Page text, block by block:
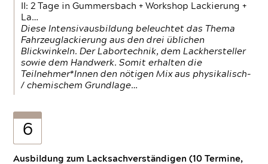
II: 2 Tage in Gummersbach + Workshop Lackierung +
La…
Diese Intensivausbildung beleuchtet das Thema
Fahrzeuglackierung aus den drei üblichen
Blickwinkeln. Der Labortechnik, dem Lackhersteller
sowie dem Handwerk. Somit erhalten die
Teilnehmer*Innen den nötigen Mix aus physikalisch-
/ chemischem Grundlage…
6
Ausbildung zum Lacksachverständigen (10 Termine,